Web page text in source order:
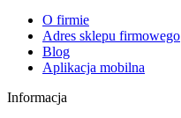
O firmie
Adres sklepu firmowego
Blog
Aplikacja mobilna
Informacja